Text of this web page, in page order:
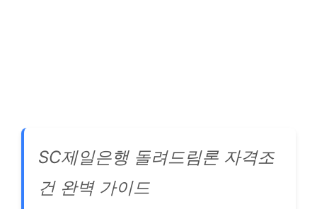
SC제일은행 돌려드림론 자격조
건 완벽 가이드